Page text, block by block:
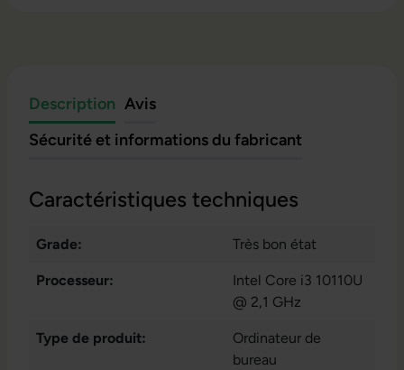
Description Avis
Sécurité et informations du fabricant
Caractéristiques techniques
Grade: Très bon état
Processeur:
Intel Core i3 10110U
@ 2,1 GHz
Type de produit:
Ordinateur de
bureau